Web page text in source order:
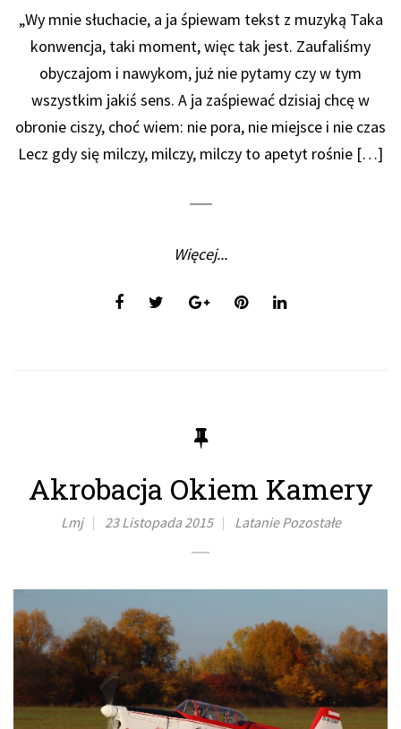
„Wy mnie słuchacie, a ja śpiewam tekst z muzyką Taka
konwencja, taki moment, więc tak jest. Zaufaliśmy
obyczajom i nawykom, już nie pytamy czy w tym
wszystkim jakiś sens. A ja zaśpiewać dzisiaj chcę w
obronie ciszy, choć wiem: nie pora, nie miejsce i nie czas
Lecz gdy się milczy, milczy, milczy to apetyt rośnie […]
Więcej...
Akrobacja Okiem Kamery
Lmj 23 Listopada 2015 Latanie Pozostałe